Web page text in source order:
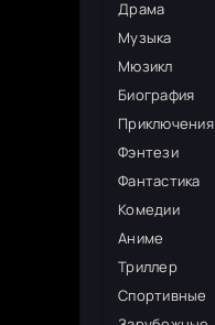
Драма
Музыка
Мюзикл
Биография
Приключения
Фэнтези
Фантастика
Комедии
Аниме
Триллер
Спортивные